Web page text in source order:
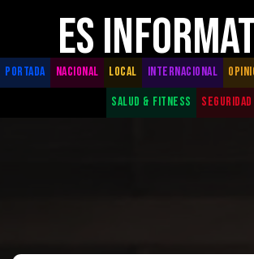
ES
PORTADA NACIONAL LOCAL INTERNACIONAL
SALUD & FITNESS
SEGURIDAD